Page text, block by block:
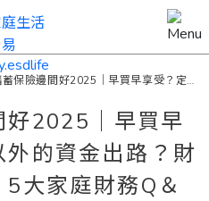
蓄保險邊間好2025｜早買早享受？定期
好2025｜早買早
的資金出路？財
大家庭財務Q＆